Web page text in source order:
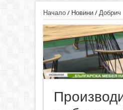
Начало/ Новини/ Добрич